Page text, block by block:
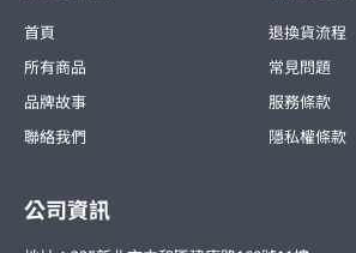
首頁
所有商品
品牌故事
聯絡我們
退換貨流程
常見問題
服務條款
隱私權條款
公司資訊